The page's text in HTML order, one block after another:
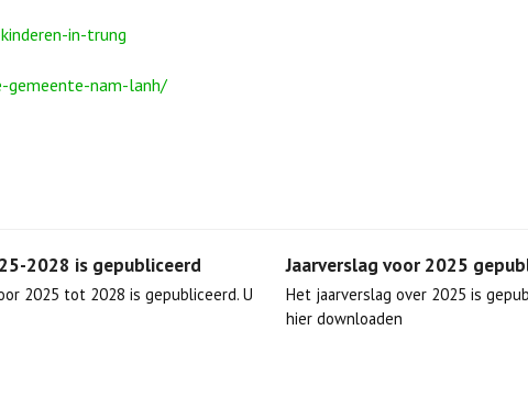
in-trung
gemeente-nam-lanh/
2028 is gepubliceerd
2025 tot 2028 is gepubliceerd. U
Jaarverslag voor 2025
Het jaarverslag over 2025 is
hier downloaden